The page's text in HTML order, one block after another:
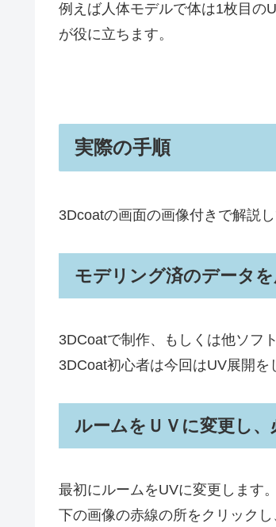
例えば人体モデルで体は1枚目の
が役に立ちます。
実際の手順
3Dcoatの画面の画像付きで解説し
モデリング済のデータ
3DCoatで制作、もしくは他ソフ
3DCoat初心者は今回はUV展開を
ルームをＵＶに変更し、
最初にルームをUVに変更します。
下の画像の赤線の所をクリックし